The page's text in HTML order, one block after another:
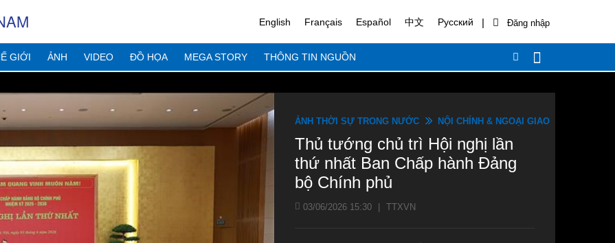
English Français Español 中文 Русский |
GIỚI ẢNH VIDEO ĐỒ HỌA MEGA STORY THÔNG TIN NGUỒN
ẢNH THỜI SỰ TRONG NƯỚC NỘI CHÍNH & NGOẠI GIAO
Thủ tướng chủ trì Hội nghị lần
thứ nhất Ban Chấp hành Đảng
bộ Chính phủ
03/06/2026 15:30 TTXVN